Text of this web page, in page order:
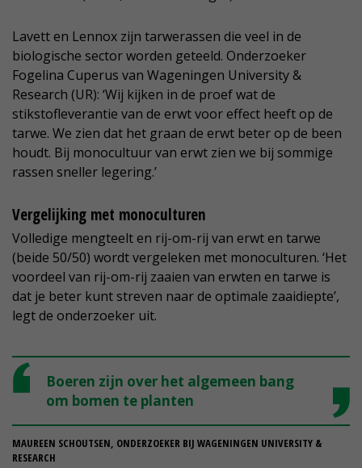
Lavett en Lennox zijn tarwerassen die veel in de
biologische sector worden geteeld. Onderzoeker
Fogelina Cuperus van Wageningen University &
Research (UR): ‘Wij kijken in de proef wat de
stikstofleverantie van de erwt voor effect heeft op de
tarwe. We zien dat het graan de erwt beter op de been
houdt. Bij monocultuur van erwt zien we bij sommige
rassen sneller legering.’
Vergelijking met monoculturen
Volledige mengteelt en rij-om-rij van erwt en tarwe
(beide 50/50) wordt vergeleken met monoculturen. ‘Het
voordeel van rij-om-rij zaaien van erwten en tarwe is
dat je beter kunt streven naar de optimale zaaidiepte’,
legt de onderzoeker uit.
Boeren zijn over het algemeen bang
om bomen te planten
MAUREEN SCHOUTSEN, ONDERZOEKER BIJ WAGENINGEN UNIVERSITY &
RESEARCH